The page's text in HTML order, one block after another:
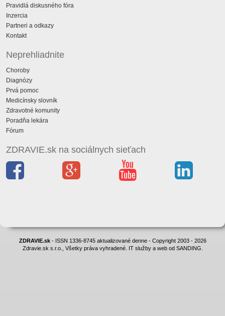
Pravidlá diskusného fóra
Inzercia
Partneri a odkazy
Kontakt
Neprehliadnite
Choroby
Diagnózy
Prvá pomoc
Medicínsky slovník
Zdravotné komunity
Poradňa lekára
Fórum
ZDRAVIE.sk na sociálnych sieťach
ZDRAVIE.sk- ISSN 1336-8745 aktualizované denne - Copyright 2003 - 2026
Zdravie.sk s.r.o., Všetky práva vyhradené. IT služby a web od SANDING.